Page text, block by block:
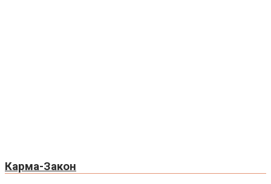
Карма-Закон